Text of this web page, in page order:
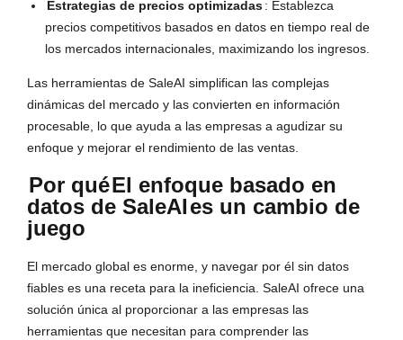
Estrategias de precios optimizadas: Establezca
precios competitivos basados en datos en tiempo real de
los mercados internacionales, maximizando los ingresos.
Las herramientas de SaleAI simplifican las complejas
dinámicas del mercado y las convierten en información
procesable, lo que ayuda a las empresas a agudizar su
enfoque y mejorar el rendimiento de las ventas.
Por quéEl enfoque basado en
datos de SaleAIes un cambio de
juego
El mercado global es enorme, y navegar por él sin datos
fiables es una receta para la ineficiencia. SaleAI ofrece una
solución única al proporcionar a las empresas las
herramientas que necesitan para comprender las